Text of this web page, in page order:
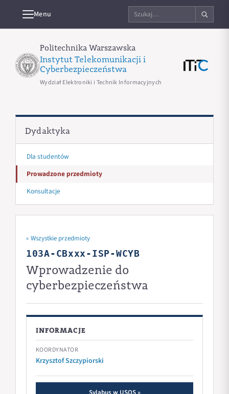
Menu
Szukaj
na
stronie
Politechnika Warszawska
Instytut Telekomunikacji i
Cyberbezpieczeństwa
Wydział Elektroniki i Technik Informacyjnych
« Wszystkie przedmioty
103A-CBxxx-ISP-WCYB
Wprowadzenie do
cyberbezpieczeństwa
INFORMACJE
KOORDYNATOR
Krzysztof Szczypiorski
Dydaktyka
Dla studentów
Prowadzone przedmioty
Konsultacje